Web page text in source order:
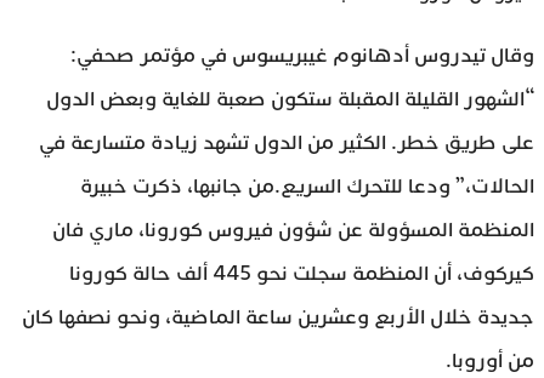
وقال تيدروس أدهانوم غيبريسوس في مؤتمر صحفي:
“الشهور القليلة المقبلة ستكون صعبة للغاية وبعض الدول
على طريق خطر. الكثير من الدول تشهد زيادة متسارعة في
الحالات،” ودعا للتحرك السريع.من جانبها، ذكرت خبيرة
المنظمة المسؤولة عن شؤون فيروس كورونا، ماري فان
كيركوف، أن المنظمة سجلت نحو 445 ألف حالة كورونا
جديدة خلال الأربع وعشرين ساعة الماضية، ونحو نصفها كان
من أوروبا.